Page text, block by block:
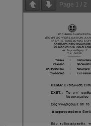
Page 1 / 2